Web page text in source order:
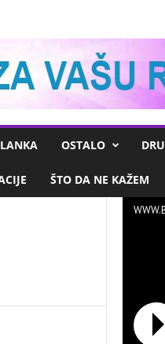
OSTALO
ŠTO DA NE KAŽEM